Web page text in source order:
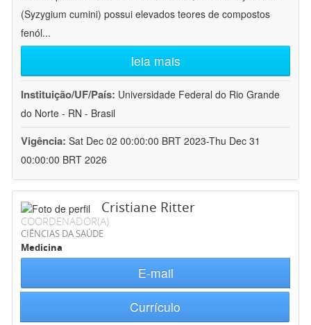
(Syzygium cumini) possui elevados teores de compostos
fenól...
leia mais
Instituição/UF/País: Universidade Federal do Rio Grande
do Norte - RN - Brasil
Vigência: Sat Dec 02 00:00:00 BRT 2023-Thu Dec 31
00:00:00 BRT 2026
Cristiane Ritter
COORDENADOR(A)
CIÊNCIAS DA SAÚDE
Medicina
E-mail
Currículo